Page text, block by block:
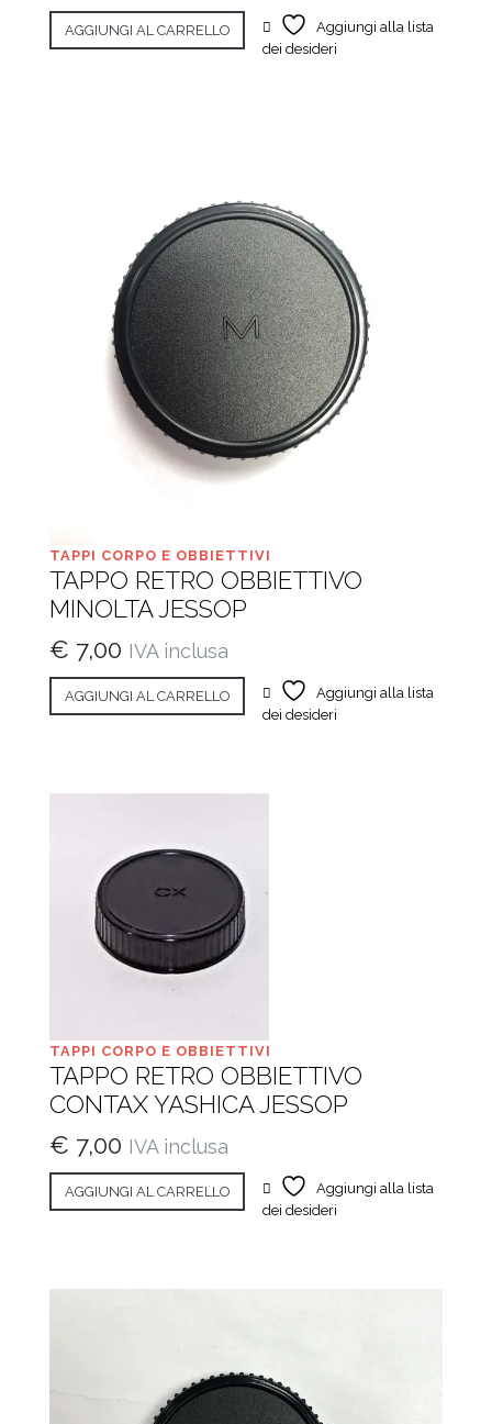
AGGIUNGI AL CARRELLO
Aggiungi alla lista
dei desideri
TAPPI CORPO E OBBIETTIVI
TAPPO RETRO OBBIETTIVO
MINOLTA JESSOP
€ 7,00 IVA inclusa
AGGIUNGI AL CARRELLO
Aggiungi alla lista
dei desideri
TAPPI CORPO E OBBIETTIVI
TAPPO RETRO OBBIETTIVO
CONTAX YASHICA JESSOP
€ 7,00 IVA inclusa
AGGIUNGI AL CARRELLO
Aggiungi alla lista
dei desideri